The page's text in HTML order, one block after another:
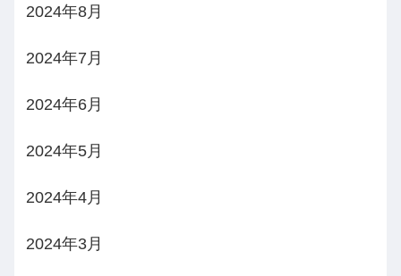
2024年8月
2024年7月
2024年6月
2024年5月
2024年4月
2024年3月